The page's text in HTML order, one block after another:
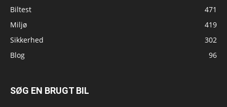
Biltest
471
Miljø
419
Sikkerhed
302
Blog
96
SØG EN BRUGT BIL